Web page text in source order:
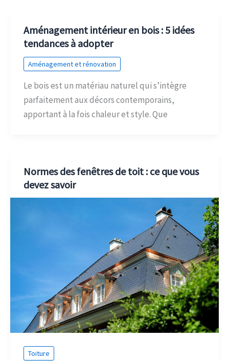
Aménagement intérieur en bois : 5 idées
tendances à adopter
Aménagement et rénovation
Le bois est un matériau naturel qui s’intègre
parfaitement aux décors contemporains,
apportant à la fois chaleur et style. Que
Normes des fenêtres de toit : ce que vous
devez savoir
Toiture